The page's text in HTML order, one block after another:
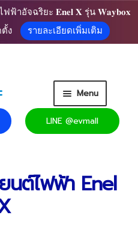
ฟฟ้าอัจฉริยะ 𝐄𝐧𝐞𝐥 𝐗 รุ่น 𝐖𝐚𝐲𝐛𝐨𝐱
ตั้ง
รายละเอียดเพิ่มเติม
LINE @evmall
Menu
Expand
นต์ไฟฟ้า Enel